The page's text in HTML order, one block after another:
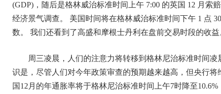
(GDP)，随后是格林威治标准时间上午 7:00 的英国 12 月索
经济景气调查。 美国时间将在格林威治标准时间下午 1 点
数。 我们还看到了高盛和摩根士丹利在盘前交易时段的收益
周三凌晨，人们的注意力将转移到格林尼治标准时间
识是，尽管人们对今年政策审查的预期越来越高，但央行
国12月的年通胀率将于格林尼治标准时间上午7时降至